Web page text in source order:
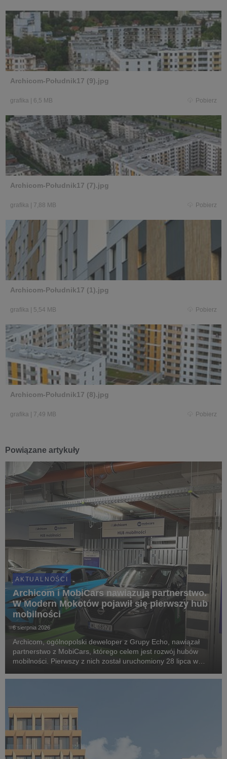
Archicom-Południk17 (9).jpg
grafika 6,5 MB Pobierz
Archicom-Południk17 (7).jpg
grafika 7,88 MB Pobierz
Archicom-Południk17 (1).jpg
grafika 5,54 MB Pobierz
Archicom-Południk17 (8).jpg
grafika 7,49 MB Pobierz
Powiązane artykuły
AKTUALNOŚCI
Archicom i MobiCars nawiązują partnerstwo.
W Modern Mokotów pojawił się pierwszy hub
mobilności
6 sierpnia 2026
Archicom, ogólnopolski deweloper z Grupy Echo, nawiązał
partnerstwo z MobiCars, którego celem jest rozwój hubów
mobilności. Pierwszy z nich został uruchomiony 28 lipca w
mogą korzystać z samochodów dostępnych w mod...